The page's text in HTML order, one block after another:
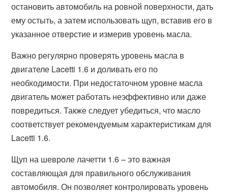
остановить автомобиль на ровной поверхности, дать
ему остыть, а затем использовать щуп, вставив его в
указанное отверстие и измерив уровень масла.
Важно регулярно проверять уровень масла в
двигателе Lacetti 1.6 и доливать его по
необходимости. При недостаточном уровне масла
двигатель может работать неэффективно или даже
повредиться. Также следует убедиться, что масло
соответствует рекомендуемым характеристикам для
Lacetti 1.6.
Щуп на шевроле лачетти 1.6 – это важная
составляющая для правильного обслуживания
автомобиля. Он позволяет контролировать уровень